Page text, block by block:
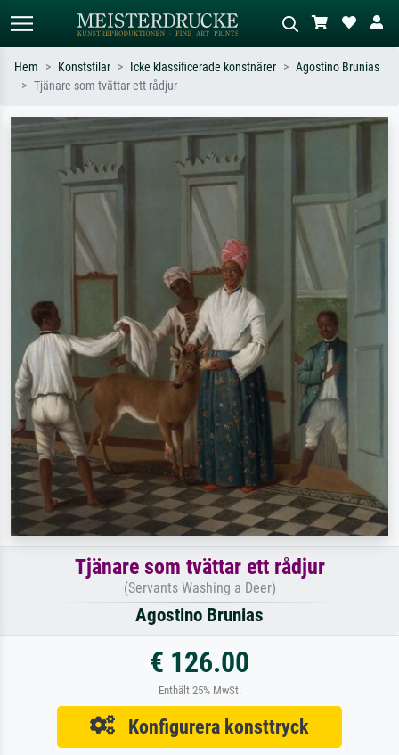
Sök efter konstnär, titel eller stil –
t.ex. Monet, Stjärnenatt,
impressionism, Hokusai-våg, naken.
Beskriv scenen – t.ex. grön äng,
oljemålning, stående naken bredvid ett
Hem Konststilar Icke klassificerade konstnärer
Agostino Brunias
Tjänare som tvättar ett rådjur
Tjänare som tvättar ett rådjur
(Servants Washing a Deer)
Agostino Brunias
€ 126.00
Enthält 25% MwSt.
Konfigurera konsttryck